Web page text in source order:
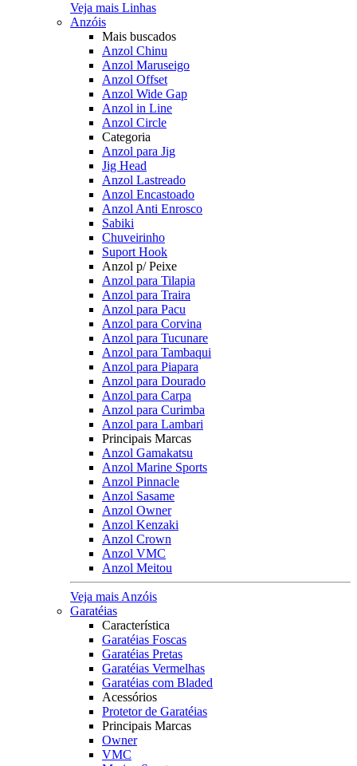
Veja mais Linhas
Anzóis
Mais buscados
Anzol Chinu
Anzol Maruseigo
Anzol Offset
Anzol Wide Gap
Anzol in Line
Anzol Circle
Categoria
Anzol para Jig
Jig Head
Anzol Lastreado
Anzol Encastoado
Anzol Anti Enrosco
Sabiki
Chuveirinho
Suport Hook
Anzol p/ Peixe
Anzol para Tilapia
Anzol para Traira
Anzol para Pacu
Anzol para Corvina
Anzol para Tucunare
Anzol para Tambaqui
Anzol para Piapara
Anzol para Dourado
Anzol para Carpa
Anzol para Curimba
Anzol para Lambari
Principais Marcas
Anzol Gamakatsu
Anzol Marine Sports
Anzol Pinnacle
Anzol Sasame
Anzol Owner
Anzol Kenzaki
Anzol Crown
Anzol VMC
Anzol Meitou
Veja mais Anzóis
Garatéias
Característica
Garatéias Foscas
Garatéias Pretas
Garatéias Vermelhas
Garatéias com Bladed
Acessórios
Protetor de Garatéias
Principais Marcas
Owner
VMC